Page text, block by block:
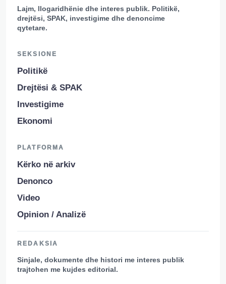
Lajm, llogaridhënie dhe interes publik. Politikë,
drejtësi, SPAK, investigime dhe denoncime
qytetare.
SEKSIONE
Politikë
Drejtësi & SPAK
Investigime
Ekonomi
PLATFORMA
Kërko në arkiv
Denonco
Video
Opinion / Analizë
REDAKSIA
Sinjale, dokumente dhe histori me interes publik
trajtohen me kujdes editorial.